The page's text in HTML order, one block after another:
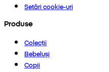
Setări cookie-uri
Produse
Colecții
Bebeluși
Copii